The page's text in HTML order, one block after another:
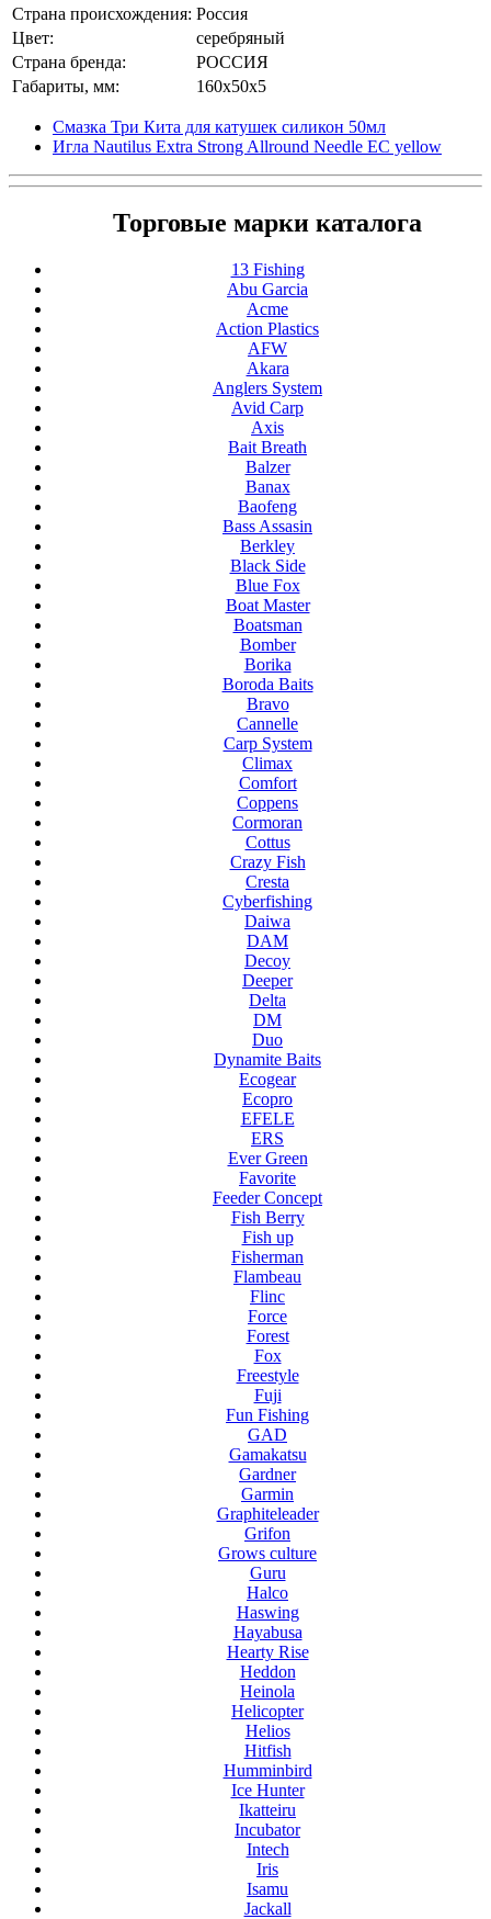
Страна происхождения: Россия
Цвет:
серебряный
Страна бренда:
РОССИЯ
Габариты, мм:
160x50x5
Смазка Три Кита для катушек силикон 50мл
Игла Nautilus Extra Strong Allround Needle EC yellow
Торговые марки каталога
13 Fishing
Abu Garcia
Acme
Action Plastics
AFW
Akara
Anglers System
Avid Carp
Axis
Bait Breath
Balzer
Banax
Baofeng
Bass Assasin
Berkley
Black Side
Blue Fox
Boat Master
Boatsman
Bomber
Borika
Boroda Baits
Bravo
Cannelle
Carp System
Climax
Comfort
Coppens
Cormoran
Cottus
Crazy Fish
Cresta
Cyberfishing
Daiwa
DAM
Decoy
Deeper
Delta
DM
Duo
Dynamite Baits
Ecogear
Ecopro
EFELE
ERS
Ever Green
Favorite
Feeder Concept
Fish Berry
Fish up
Fisherman
Flambeau
Flinc
Force
Forest
Fox
Freestyle
Fuji
Fun Fishing
GAD
Gamakatsu
Gardner
Garmin
Graphiteleader
Grifon
Grows culture
Guru
Halco
Haswing
Hayabusa
Hearty Rise
Heddon
Heinola
Helicopter
Helios
Hitfish
Humminbird
Ice Hunter
Ikatteiru
Incubator
Intech
Iris
Isamu
Jackall